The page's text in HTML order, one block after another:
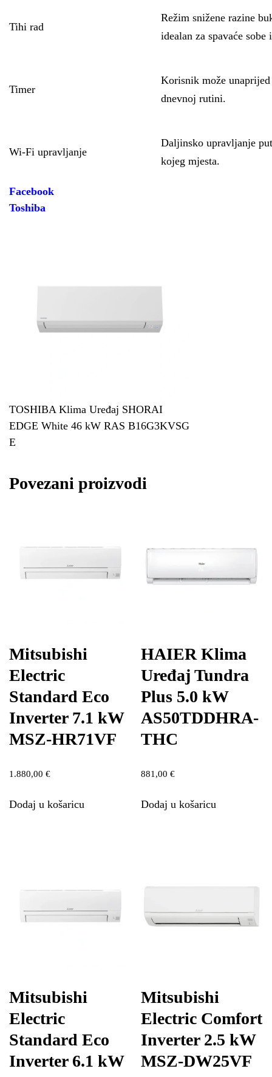
Tihi rad
Režim snižene razine
idealan za spavaće
Timer
Korisnik može
dnevnoj rutini.
Wi-Fi upravljanje
Daljinsko upravljanje
kojeg mjesta.
Facebook
Toshiba
TOSHIBA Klima Uređaj SHORAI
EDGE White 46 kW RAS B16G3KVSG
E
Povezani proizvodi
Mitsubishi
Electric
Standard Eco
Inverter 7.1 kW
MSZ-HR71VF
1.880,00 €
Dodaj u košaricu
HAIER Klima
Uređaj Tundra
Plus 5.0 kW
AS50TDDHRA-
THC
881,00€
Dodaj u košaricu
Mitsubishi
Electric
Standard Eco
Inverter 6.1 kW
Mitsubishi
Electric Comfort
Inverter 2.5 kW
MSZ-DW25VF